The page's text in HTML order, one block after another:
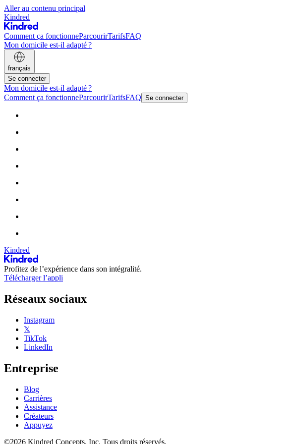
Aller au contenu principal
Kindred
Comment ça fonctionneParcourirTarifsFAQ
Mon domicile est-il adapté ?
français
Se connecter
Mon domicile est-il adapté ?
Comment ça fonctionneParcourirTarifsFAQ Se connecter
Kindred
Profitez de l’expérience dans son intégralité.
Télécharger l’appli
Réseaux sociaux
Instagram
𝕏
TikTok
LinkedIn
Entreprise
Blog
Carrières
Assistance
Créateurs
Appuyez
©2026 Kindred Concepts, Inc. Tous droits réservés.